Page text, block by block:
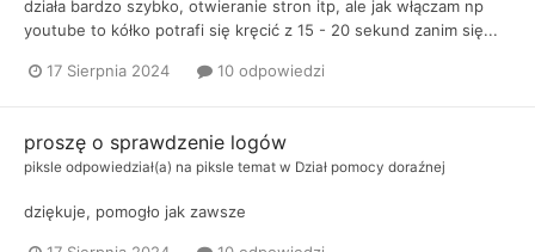
działa bardzo szybko, otwieranie stron itp, ale jak włączam np
youtube to kółko potrafi się kręcić z 15 - 20 sekund zanim się...
17 Sierpnia 2024 10 odpowiedzi
proszę o sprawdzenie logów
piksle odpowiedział(a) na piksle temat w Dział pomocy doraźnej
dziękuje, pomogło jak zawsze